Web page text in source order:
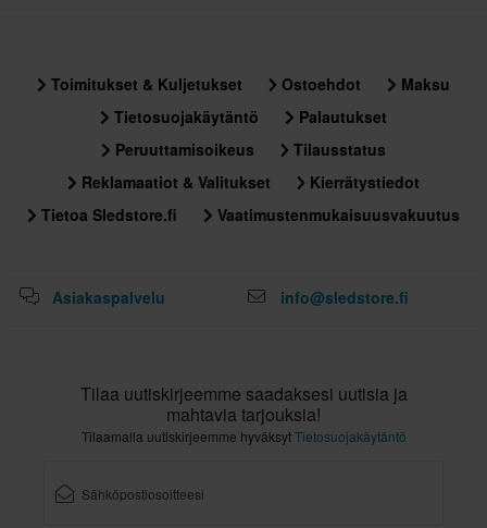
Toimitukset & Kuljetukset Ostoehdot
Maksu
Tietosuojakäytäntö
Palautukset
Peruuttamisoikeus
Tilausstatus
Reklamaatiot & Valitukset
Kierrätystiedot
Tietoa Sledstore.fi
Vaatimustenmukaisuusvakuutus
Asiakaspalvelu info@sledstore.fi
Tilaa uutiskirjeemme saadaksesi uutisia ja
mahtavia tarjouksia!
Tilaamalla uutiskirjeemme hyväksytTietosuojakäytäntö